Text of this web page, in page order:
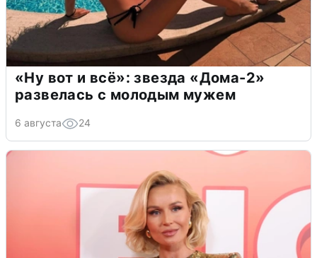
«Ну вот и всё»: звезда «Дома-2»
развелась с молодым мужем
6 августа 24